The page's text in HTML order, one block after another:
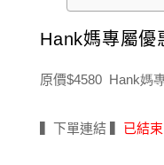
Hank媽專屬
原價$4580 Hank媽
▍下單連結 ▍ 已結束